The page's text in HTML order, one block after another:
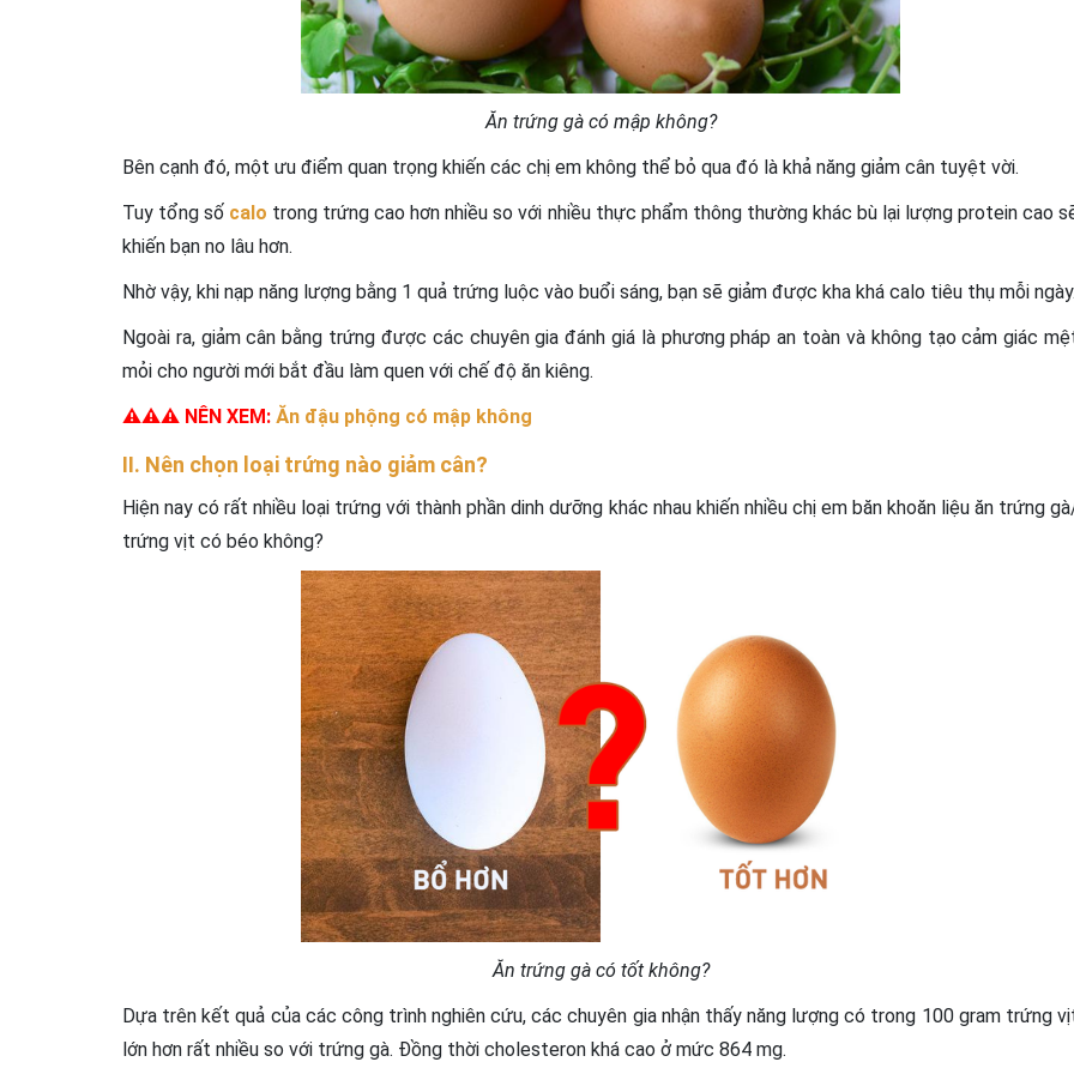
Ăn trứng gà có mập không?
Bên cạnh đó, một ưu điểm quan trọng khiến các chị em không thể bỏ qua đó là khả năng giảm cân tuyệt vời.
Tuy tổng số calo trong trứng cao hơn nhiều so với nhiều thực phẩm thông thường khác bù lại lượng protein cao
khiến bạn no lâu hơn.
Nhờ vậy, khi nạp năng lượng bằng 1 quả trứng luộc vào buổi sáng, bạn sẽ giảm được kha khá calo tiêu thụ mỗi ngày.
Ngoài ra, giảm cân bằng trứng được các chuyên gia đánh giá là phương pháp an toàn và không tạo cảm giác
mỏi cho người mới bắt đầu làm quen với chế độ ăn kiêng.
⚠️⚠️⚠️ NÊN XEM: Ăn đậu phộng có mập không
II. Nên chọn loại trứng nào giảm cân?
Hiện nay có rất nhiều loại trứng với thành phần dinh dưỡng khác nhau khiến nhiều chị em băn khoăn liệu ăn trứng
trứng vịt có béo không?
Ăn trứng gà có tốt không?
Dựa trên kết quả của các công trình nghiên cứu, các chuyên gia nhận thấy năng lượng có trong 100 gram trứng
lớn hơn rất nhiều so với trứng gà. Đồng thời cholesteron khá cao ở mức 864 mg.